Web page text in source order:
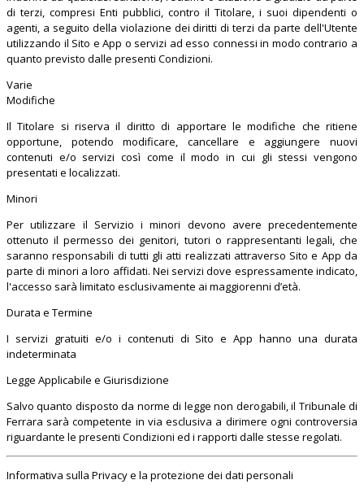
di terzi, compresi Enti pubblici, contro il Titolare, i suoi dipendenti o
agenti, a seguito della violazione dei diritti di terzi da parte dell'Utente
utilizzando il Sito e App o servizi ad esso connessi in modo contrario a
quanto previsto dalle presenti Condizioni.
Varie
Modifiche
Il Titolare si riserva il diritto di apportare le modifiche che ritiene
opportune, potendo modificare, cancellare e aggiungere nuovi
contenuti e/o servizi così come il modo in cui gli stessi vengono
presentati e localizzati.
Minori
Per utilizzare il Servizio i minori devono avere precedentemente
ottenuto il permesso dei genitori, tutori o rappresentanti legali, che
saranno responsabili di tutti gli atti realizzati attraverso Sito e App da
parte di minori a loro affidati. Nei servizi dove espressamente indicato,
l'accesso sarà limitato esclusivamente ai maggiorenni d’età.
Durata e Termine
I servizi gratuiti e/o i contenuti di Sito e App hanno una durata
indeterminata
Legge Applicabile e Giurisdizione
Salvo quanto disposto da norme di legge non derogabili, il Tribunale di
Ferrara sarà competente in via esclusiva a dirimere ogni controversia
riguardante le presenti Condizioni ed i rapporti dalle stesse regolati.
Informativa sulla Privacy e la protezione dei dati personali